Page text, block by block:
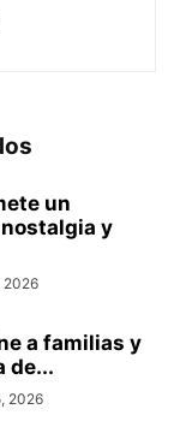
un
y
2026
a familias y
de...
2026